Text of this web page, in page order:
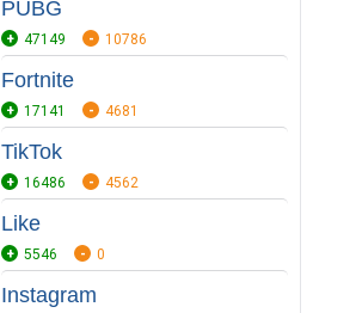
PUBG
47149 10786
Fortnite
17141 4681
TikTok
16486 4562
Like
5546 0
Instagram